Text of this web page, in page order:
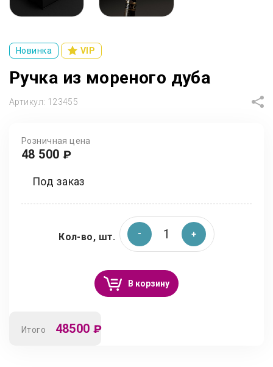
Новинка VIP
Ручка из мореного дуба
Артикул: 123455
Розничная цена
48 500 ₽
Под заказ
Кол-во, шт.
В корзину
Итого 48500 ₽